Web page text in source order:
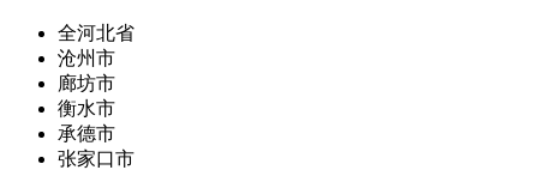
全河北省
沧州市
廊坊市
衡水市
承德市
张家口市